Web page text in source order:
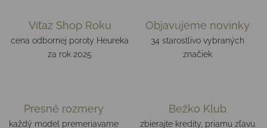
Víťaz Shop Roku
cena odbornej poroty Heureka
za rok 2025
Objavujeme novinky
34 starostlivo vybraných
značiek
Presné rozmery
každý model premeriavame
Bežko Klub
zbierajte kredity, priamu zľavu